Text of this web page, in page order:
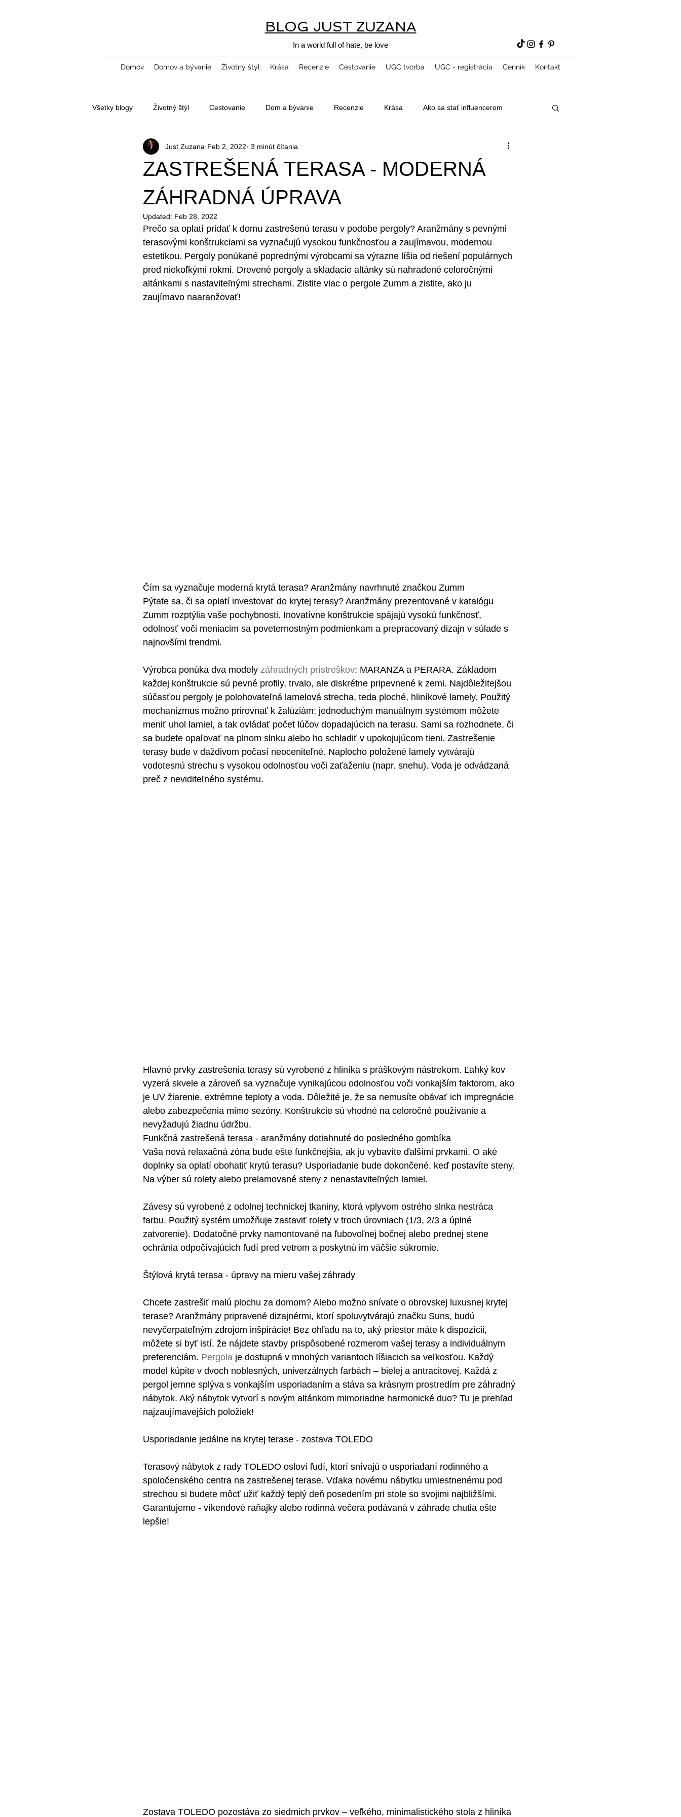
BLOG JUST ZUZANA
In a world full of hate, be love
Domov Domov a bývanie Životný štýl Krása Recenzie Cestovanie UGC tvorba UGC - registrácia Cenník Kontakt
Všetky blogy Životný štýl Cestovanie Dom a bývanie Recenzie Krása Ako sa stať influencerom
Tvorba obsahu a UGC
ZASTREŠENÁ TERASA - MODERNÁ
ZÁHRADNÁ ÚPRAVA
Just Zuzana Feb 2, 2022 3 minút čítania
Updated: Feb 28, 2022
Prečo sa oplatí pridať k domu zastrešenú terasu v podobe pergoly? Aranžmány s pevnými
terasovými konštrukciami sa vyznačujú vysokou funkčnosťou a zaujímavou, modernou
estetikou. Pergoly ponúkané poprednými výrobcami sa výrazne líšia od riešení populárnych
pred niekoľkými rokmi. Drevené pergoly a skladacie altánky sú nahradené celoročnými
altánkami s nastaviteľnými strechami. Zistite viac o pergole Zumm a zistite, ako ju
zaujímavo naaranžovať!
Čím sa vyznačuje moderná krytá terasa? Aranžmány navrhnuté značkou Zumm
Pýtate sa, či sa oplatí investovať do krytej terasy? Aranžmány prezentované v katalógu
Zumm rozptýlia vaše pochybnosti. Inovatívne konštrukcie spájajú vysokú funkčnosť,
odolnosť voči meniacim sa poveternostným podmienkam a prepracovaný dizajn v súlade s
najnovšími trendmi.
Výrobca ponúka dva modely záhradných prístreškov: MARANZA a PERARA. Základom
každej konštrukcie sú pevné profily, trvalo, ale diskrétne pripevnené k zemi. Najdôležitejšou
súčasťou pergoly je polohovateľná lamelová strecha, teda ploché, hliníkové lamely. Použitý
mechanizmus možno prirovnať k žalúziám: jednoduchým manuálnym systémom môžete
meniť uhol lamiel, a tak ovládať počet lúčov dopadajúcich na terasu. Sami sa rozhodnete, či
sa budete opaľovať na plnom slnku alebo ho schladiť v upokojujúcom tieni. Zastrešenie
terasy bude v daždivom počasí neoceniteľné. Naplocho položené lamely vytvárajú
vodotesnú strechu s vysokou odolnosťou voči zaťaženiu (napr. snehu). Voda je odvádzaná
preč z neviditeľného systému.
Hlavné prvky zastrešenia terasy sú vyrobené z hliníka s práškovým nástrekom. Ľahký kov
vyzerá skvele a zároveň sa vyznačuje vynikajúcou odolnosťou voči vonkajším faktorom, ako
je UV žiarenie, extrémne teploty a voda. Dôležité je, že sa nemusíte obávať ich impregnácie
alebo zabezpečenia mimo sezóny. Konštrukcie sú vhodné na celoročné používanie a
nevyžadujú žiadnu údržbu.
Funkčná zastrešená terasa - aranžmány dotiahnuté do posledného gombíka
Vaša nová relaxačná zóna bude ešte funkčnejšia, ak ju vybavíte ďalšími prvkami. O aké
doplnky sa oplatí obohatiť krytú terasu? Usporiadanie bude dokončené, keď postavíte steny.
Na výber sú rolety alebo prelamované steny z nenastaviteľných lamiel.
Závesy sú vyrobené z odolnej technickej tkaniny, ktorá vplyvom ostrého slnka nestráca
farbu. Použitý systém umožňuje zastaviť rolety v troch úrovniach (1/3, 2/3 a úplné
zatvorenie). Dodatočné prvky namontované na ľubovoľnej bočnej alebo prednej stene
ochránia odpočívajúcich ľudí pred vetrom a poskytnú im väčšie súkromie.
Štýlová krytá terasa - úpravy na mieru vašej záhrady
Chcete zastrešiť malú plochu za domom? Alebo možno snívate o obrovskej luxusnej krytej
terase? Aranžmány pripravené dizajnérmi, ktorí spoluvytvárajú značku Suns, budú
nevyčerpateľným zdrojom inšpirácie! Bez ohľadu na to, aký priestor máte k dispozícii,
môžete si byť istí, že nájdete stavby prispôsobené rozmerom vašej terasy a individuálnym
preferenciám. Pergola je dostupná v mnohých variantoch líšiacich sa veľkosťou. Každý
model kúpite v dvoch noblesných, univerzálnych farbách – bielej a antracitovej. Každá z
pergol jemne splýva s vonkajším usporiadaním a stáva sa krásnym prostredím pre záhradný
nábytok. Aký nábytok vytvorí s novým altánkom mimoriadne harmonické duo? Tu je prehľad
najzaujímavejších položiek!
Usporiadanie jedálne na krytej terase - zostava TOLEDO
Terasový nábytok z rady TOLEDO osloví ľudí, ktorí snívajú o usporiadaní rodinného a
spoločenského centra na zastrešenej terase. Vďaka novému nábytku umiestnenému pod
strechou si budete môcť užiť každý teplý deň posedením pri stole so svojimi najbližšími.
Garantujeme - víkendové raňajky alebo rodinná večera podávaná v záhrade chutia ešte
lepšie!
Zostava TOLEDO pozostáva zo siedmich prvkov – veľkého, minimalistického stola z hliníka